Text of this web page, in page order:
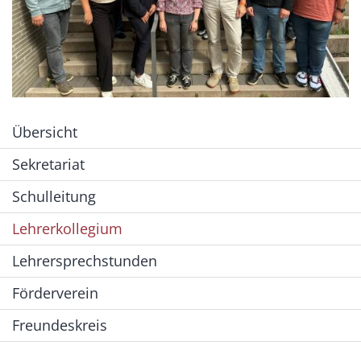
Übersicht
Sekretariat
Schulleitung
Lehrerkollegium
Lehrersprechstunden
Förderverein
Freundeskreis